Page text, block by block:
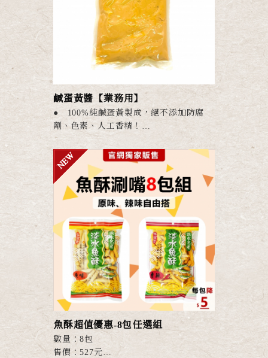
● 經高溫高壓商業...
鹹蛋黃醬【業務用】
● 100%純鹹蛋黃製成，絕不添加防腐
劑、色素、人工香精！
● 海外超夯金沙料理，方便開封直接使
用！
● 鹹味金沙綿密口感，適合煎炒煮炸等
各式料理！
魚酥超值優惠-8包任選組
數量：8包
售價：527元